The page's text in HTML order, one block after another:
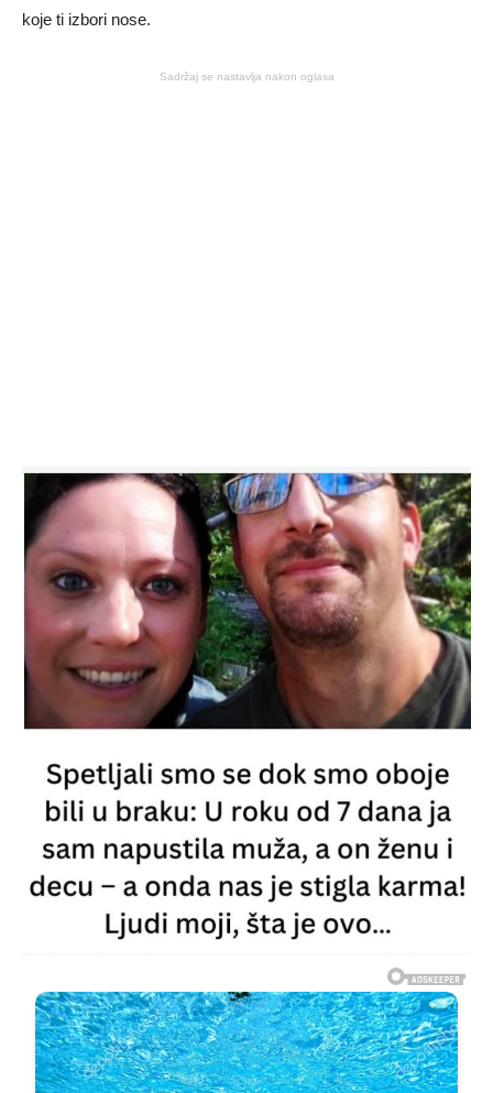
koje ti izbori nose.
Sadržaj se nastavlja nakon oglasa